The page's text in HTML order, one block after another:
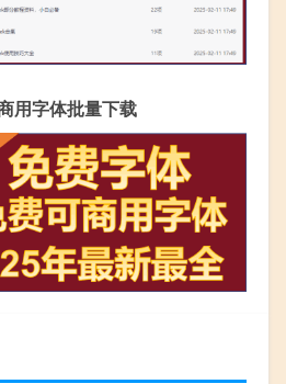
用字体批量下载